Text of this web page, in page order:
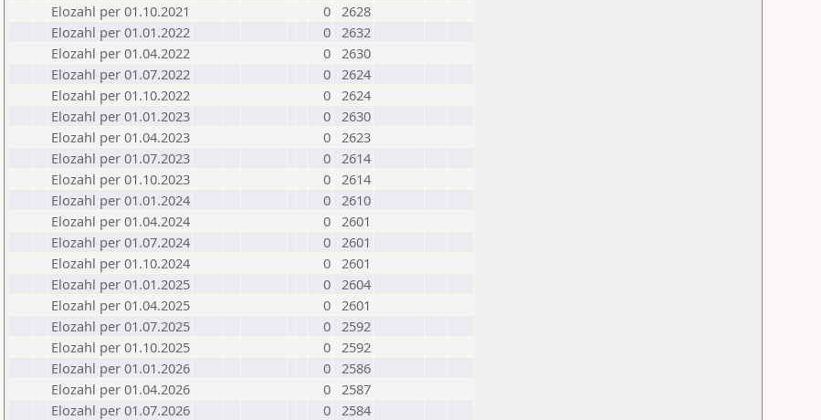
Elozahl per 01.10.2021
0 2628
Elozahl per 01.01.2022
0 2632
Elozahl per 01.04.2022
0 2630
Elozahl per 01.07.2022
0 2624
Elozahl per 01.10.2022
0 2624
Elozahl per 01.01.2023
0 2630
Elozahl per 01.04.2023
0 2623
Elozahl per 01.07.2023
0 2614
Elozahl per 01.10.2023
0 2614
Elozahl per 01.01.2024
0 2610
Elozahl per 01.04.2024
0 2601
Elozahl per 01.07.2024
0 2601
Elozahl per 01.10.2024
0 2601
Elozahl per 01.01.2025
0 2604
Elozahl per 01.04.2025
0 2601
Elozahl per 01.07.2025
0 2592
Elozahl per 01.10.2025
0 2592
Elozahl per 01.01.2026
0 2586
Elozahl per 01.04.2026
0 2587
Elozahl per 01.07.2026
0 2584